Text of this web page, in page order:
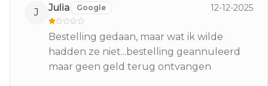
J Julia Google 12-12-2025
Bestelling gedaan, maar wat ik wilde
hadden ze niet...bestelling geannuleerd
maar geen geld terug ontvangen